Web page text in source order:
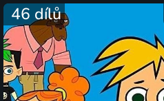
46 dílů